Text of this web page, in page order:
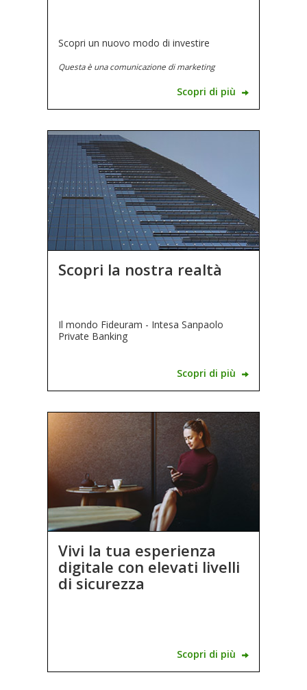
Scopri un nuovo modo di investire
Questa è una comunicazione di marketing
Scopri di più
Scopri la nostra realtà
Il mondo Fideuram - Intesa Sanpaolo
Private Banking
Scopri di più
Vivi la tua esperienza
digitale con elevati livelli
di sicurezza
Scopri di più